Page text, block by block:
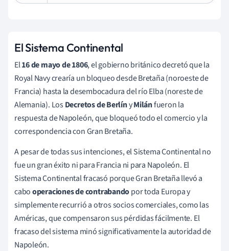
El Sistema Continental
El16 de mayo de 1806, el gobierno británico decretó que la
Royal Navy crearía un bloqueo desde Bretaña (noroeste de
Francia) hasta la desembocadura del río Elba (noreste de
Alemania). LosDecretosde BerlínyMilánfueron la
respuesta de Napoleón, que bloqueó todo el comercio y la
correspondencia con Gran Bretaña.
A pesar de todas sus intenciones, el Sistema Continental no
fue un gran éxito ni para Francia ni para Napoleón. El
Sistema Continental fracasó porque Gran Bretaña llevó a
cabooperaciones de contrabandopor toda Europa y
simplemente recurrió a otros socios comerciales, como las
Américas, que compensaron sus pérdidas fácilmente. El
fracaso del sistema minó significativamente la autoridad de
Napoleón.